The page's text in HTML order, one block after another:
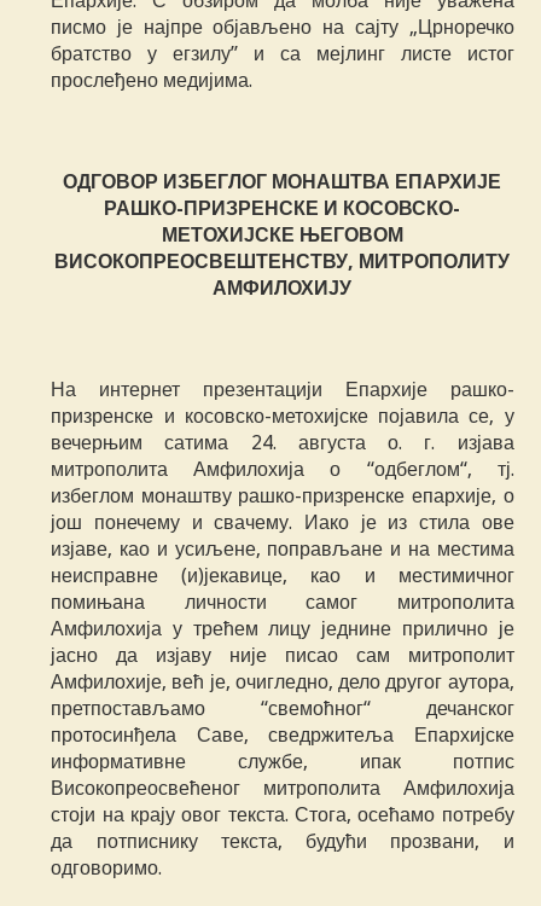
писмо је најпре објављено на сајту „Црноречко
братство у егзилу” и са мејлинг листе истог
прослеђено медијима.
ОДГОВОР ИЗБЕГЛОГ МОНАШТВА ЕПАРХИЈЕ
РАШКО-ПРИЗРЕНСКЕ И КОСОВСКО-
МЕТОХИЈСКЕ ЊЕГОВОМ
ВИСОКОПРЕОСВЕШТЕНСТВУ, МИТРОПОЛИТУ
АМФИЛОХИЈУ
На интернет презентацији Епархије рашко-
призренске и косовско-метохијске појавила се, у
вечерњим сатима 24. августа о. г. изјава
митрополита Амфилохија о “одбеглом“, тј.
избеглом монаштву рашко-призренске епархије, о
још понечему и свачему. Иако је из стила ове
изјаве, као и усиљене, поправљане и на местима
неисправне (и)јекавице, као и местимичног
помињана личности самог митрополита
Амфилохија у трећем лицу једнине прилично је
јасно да изјаву није писао сам митрополит
Амфилохије, већ је, очигледно, дело другог аутора,
претпостављамо “свемоћног“ дечанског
протосинђела Саве, сведржитеља Епархијске
информативне службе, ипак потпис
Високопреосвећеног митрополита Амфилохија
стоји на крају овог текста. Стога, осећамо потребу
да потписнику текста, будући прозвани, и
одговоримо.